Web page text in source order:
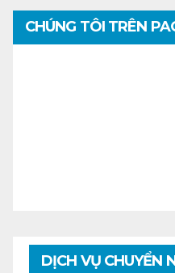
CHÚNG TÔI TRÊN
DỊCH VỤ CHUYỂN